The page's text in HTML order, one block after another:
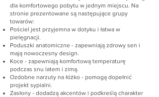
dla komfortowego pobytu w jednym miejscu. Na
stronie prezentowane są następujące grupy
towarów:
Pościel jest przyjemna w dotyku i łatwa w
pielęgnacji.
Poduszki anatomiczne - zapewniają zdrowy sen i
mają nowoczesny design.
Koce - zapewniają komfortową temperaturę
podczas snu latem i zimą.
Ozdobne narzuty na łóżko - pomogą dopełnić
projekt sypialni.
Zasłony - dodadzą akcentów i podkreślą charakter